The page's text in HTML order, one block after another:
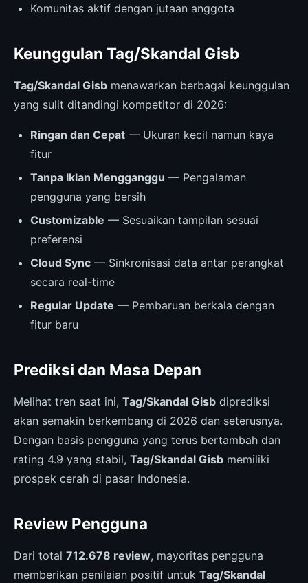
Komunitas aktif dengan jutaan anggota
Keunggulan Tag/Skandal Gisb
Tag/Skandal Gisb menawarkan berbagai keunggulan
yang sulit ditandingi kompetitor di 2026:
Ringan dan Cepat — Ukuran kecil namun kaya
fitur
Tanpa Iklan Mengganggu — Pengalaman
pengguna yang bersih
Customizable — Sesuaikan tampilan sesuai
preferensi
Cloud Sync — Sinkronisasi data antar perangkat
secara real-time
Regular Update — Pembaruan berkala dengan
fitur baru
Prediksi dan Masa Depan
Melihat tren saat ini, Tag/Skandal Gisb diprediksi
akan semakin berkembang di 2026 dan seterusnya.
Dengan basis pengguna yang terus bertambah dan
rating 4.9 yang stabil, Tag/Skandal Gisb memiliki
prospek cerah di pasar Indonesia.
Review Pengguna
Dari total 712.678 review, mayoritas pengguna
memberikan penilaian positif untuk Tag/Skandal